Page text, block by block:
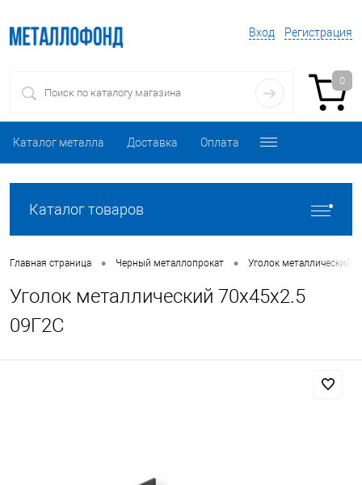
Вход Регистрация
0
Каталог металла Доставка Оплата
Каталог товаров
Главная страница • Черный металлопрокат • Уголок металлический
Уголок металлический 70х45х2.5
09Г2С